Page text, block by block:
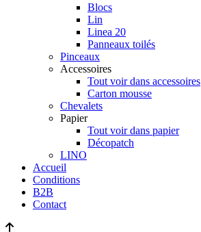
Blocs
Lin
Linea 20
Panneaux toilés
Pinceaux
Accessoires
Tout voir dans accessoires
Carton mousse
Chevalets
Papier
Tout voir dans papier
Décopatch
LINO
Accueil
Conditions
B2B
Contact